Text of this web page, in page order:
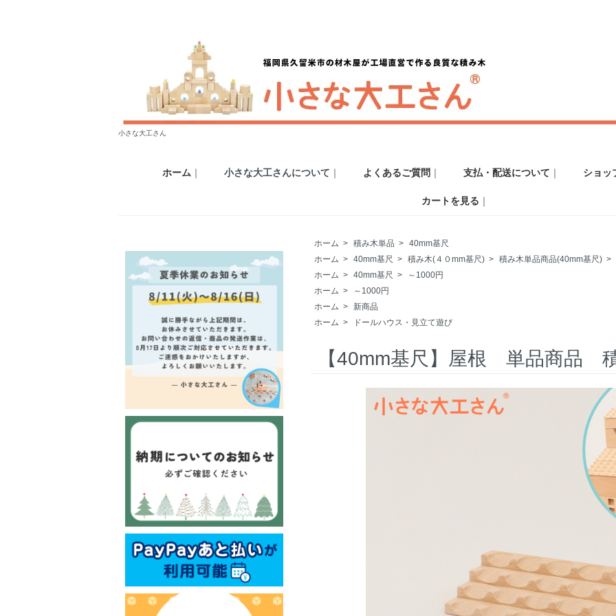
小さな大工さん
ホーム ｜ 小さな大工さんについて ｜ よくあるご質問 ｜ 支払・配送について ｜ ショッ
カートを見る ｜
ホーム > 積み木単品 > 40mm基尺
ホーム > 40mm基尺 > 積み木(４０mm基尺) > 積み木単品商品(40mm基尺) >
ホーム > 40mm基尺 >
～1000円
ホーム >
～1000円
ホーム >
新商品
ホーム > ドールハウス・見立て遊び
【40mm基尺】屋根 単品商品